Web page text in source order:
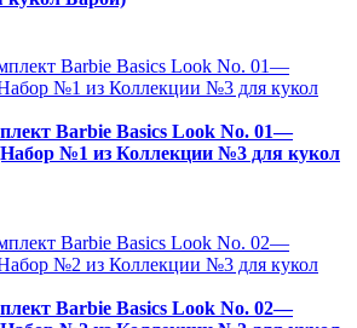
Barbie Basics Look No. 01—
№1 из Коллекции №3 для кукол
Barbie Basics Look No. 02—